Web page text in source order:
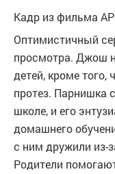
Кадр из фильма
Оптимистичный
просмотра. Джош
детей, кроме того,
протез. Парнишка
школе, и его
домашнего
с ним дружили из-
Родители